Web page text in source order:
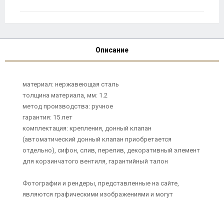
Описание
материал: нержавеющая сталь
толщина материала, мм: 1.2
метод производства: ручное
гарантия: 15 лет
комплектация: крепления, донный клапан
(автоматический донный клапан приобретается
отдельно), сифон, слив, перелив, декоративный элемент
для корзинчатого вентиля, гарантийный талон
Фотографии и рендеры, представленные на сайте,
являются графическими изображениями и могут